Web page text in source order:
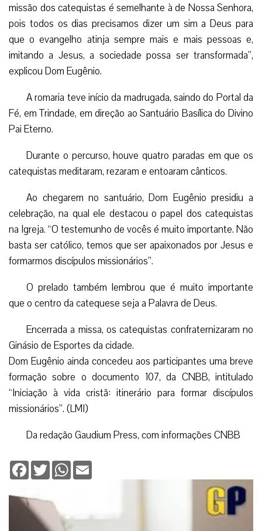
missão dos catequistas é semelhante à de Nossa Senhora,
pois todos os dias precisamos dizer um sim a Deus para
que o evangelho atinja sempre mais e mais pessoas e,
imitando a Jesus, a sociedade possa ser transformada”,
explicou Dom Eugênio.
A romaria teve início da madrugada, saindo do Portal da
Fé, em Trindade, em direção ao Santuário Basílica do Divino
Pai Eterno.
Durante o percurso, houve quatro paradas em que os
catequistas meditaram, rezaram e entoaram cânticos.
Ao chegarem no santuário, Dom Eugênio presidiu a
celebração, na qual ele destacou o papel dos catequistas
na Igreja. “O testemunho de vocês é muito importante. Não
basta ser católico, temos que ser apaixonados por Jesus e
formarmos discípulos missionários”.
O prelado também lembrou que é muito importante
que o centro da catequese seja a Palavra de Deus.
Encerrada a missa, os catequistas confraternizaram no
Ginásio de Esportes da cidade.
Dom Eugênio ainda concedeu aos participantes uma breve
formação sobre o documento 107, da CNBB, intitulado
“Iniciação à vida cristã: itinerário para formar discípulos
missionários”. (LMI)
Da redação Gaudium Press, com informações CNBB
Facebook
TwitterWhatsApp